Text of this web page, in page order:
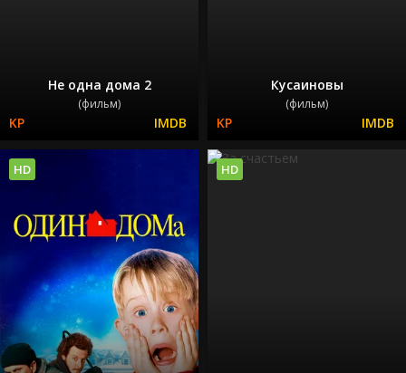
Не одна дома 2
(фильм)
Кусаиновы
(фильм)
HD HD